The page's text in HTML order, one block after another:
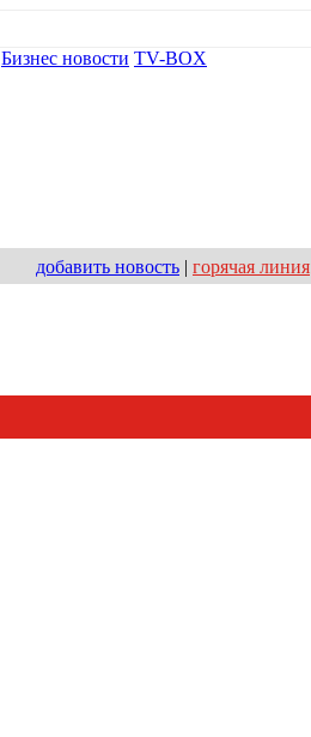
Бизнес новости TV-BOX
добавить новость | горячая линия